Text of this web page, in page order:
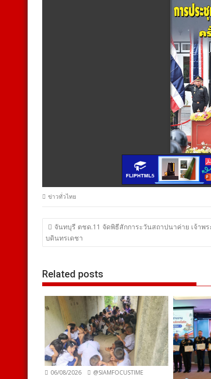
ข่าวทั่วไทย
แนะแนว
เรื่อง
จันทบุรี ตชด.11 จัดพิธีสักการะวันสถาปนาค่าย เจ้าพร
บดินทรเดชา
Related posts
06/08/2026 @SIAMFOCUSTIME